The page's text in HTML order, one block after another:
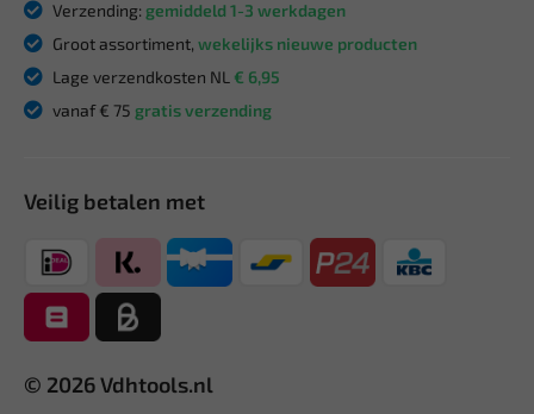
Verzending: gemiddeld 1-3 werkdagen
Groot assortiment, wekelijks nieuwe producten
Lage verzendkosten NL € 6,95
vanaf € 75 gratis verzending
Veilig betalen met
© 2026 Vdhtools.nl